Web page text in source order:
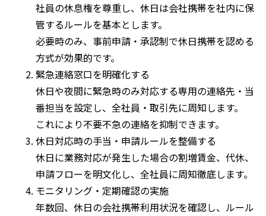
社員の休息権を尊重し、休日は会社携帯を社内に保
管するルールを基本とします。
必要時のみ、事前申請・承認制で休日携帯を認める
方式が効果的です。
緊急連絡窓口を明確化する
休日や夜間に緊急時のみ対応する専用の連絡先・当
番担当を設定し、全社員・取引先に周知します。
これにより不要不急の連絡を抑制できます。
休日対応時の手当・申請ルールを整備する
休日に業務対応が発生した場合の割増賃金、代休、
申請フローを明文化し、全社員に周知徹底します。
モニタリング・定期確認の実施
年数回、休日の会社携帯利用状況を確認し、ルール